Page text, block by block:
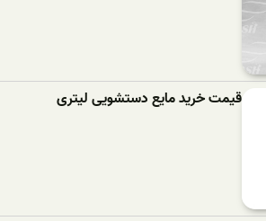
قیمت خرید مایع دستشویی لیتری